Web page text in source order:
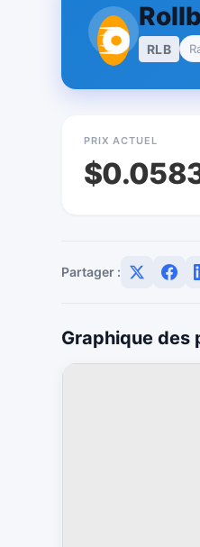
RLB
PRIX ACTUEL
Partager :
Graphique des